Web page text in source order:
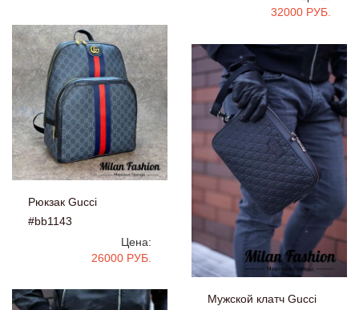
32000 РУБ.
Рюкзак Gucci
#bb1143
Цена:
26000 РУБ.
Мужской клатч Gucci